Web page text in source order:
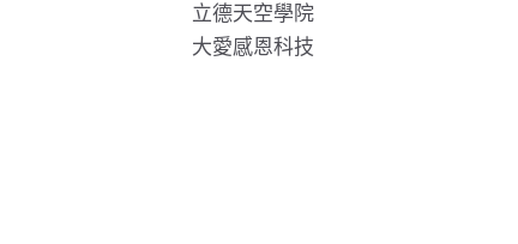
立德天空學院
大愛感恩科技